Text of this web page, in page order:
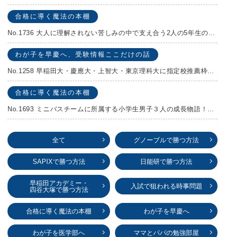
合格に導く魔法の本棚
わが子を早慶へ、受験情報ここだけの話
合格に導く魔法の本棚
全て グノーブルで勝つ方法
SAPIXで勝つ方法 日能研で勝つ方法
早稲田アカデミー・
四谷大塚で勝つ方法
入試で狙われる時事問題
合格に導く魔法の本棚 わが子を早慶へ
わが子を医学部へ ママとパパの勉強部屋